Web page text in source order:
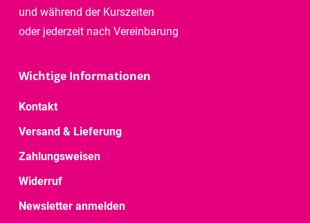
und während der Kurszeiten
oder jederzeit nach Vereinbarung
Wichtige Informationen
Kontakt
Versand & Lieferung
Zahlungsweisen
Widerruf
Newsletter anmelden